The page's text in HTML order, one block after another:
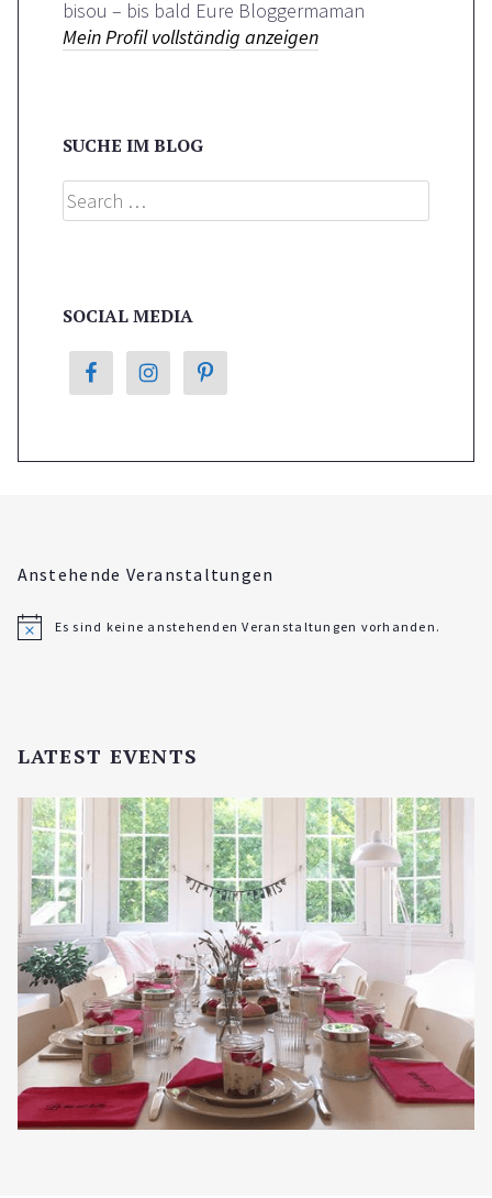
bisou – bis bald Eure Bloggermaman
Mein Profil vollständig anzeigen
SUCHE IM BLOG
Search
SOCIAL MEDIA
Anstehende Veranstaltungen
H
Es sind keine anstehenden Veranstaltungen vorhanden.
LATEST EVENTS